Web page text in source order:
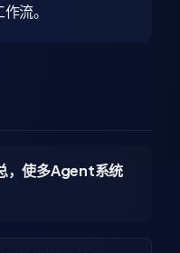
流。
，使多Agent系统